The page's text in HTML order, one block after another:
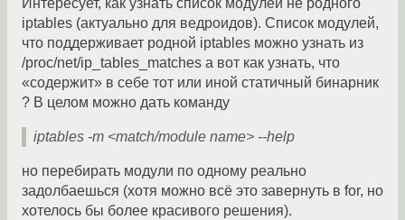
Интересует, как узнать список модулей не родного
iptables (актуально для ведроидов). Список модулей,
что поддерживает родной iptables можно узнать из
/proc/net/ip_tables_matches а вот как узнать, что
«содержит» в себе тот или иной статичный бинарник
? В целом можно дать команду
iptables -m <match/module name> --help
но перебирать модули по одному реально
задолбаешься (хотя можно всё это завернуть в for, но
хотелось бы более красивого решения).